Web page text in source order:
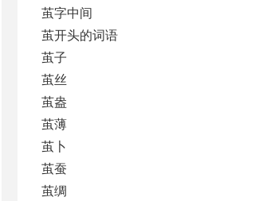
茧字中间
茧开头的词语
茧子
茧丝
茧盎
茧薄
茧卜
茧蚕
茧绸